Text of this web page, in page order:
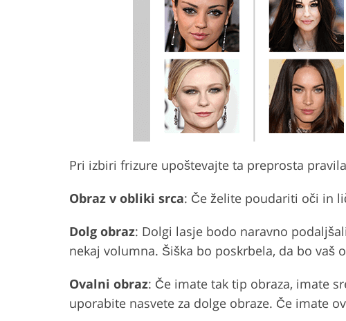
Pri izbiri frizure upoštevajte ta preprosta
Obraz v obliki srca: Če želite poudariti oči in
Dolg obraz: Dolgi lasje bodo naravno
nekaj volumna. Šiška bo poskrbela, da bo vaš
Ovalni obraz: Če imate tak tip obraza, imate
uporabite nasvete za dolge obraze. Če imate